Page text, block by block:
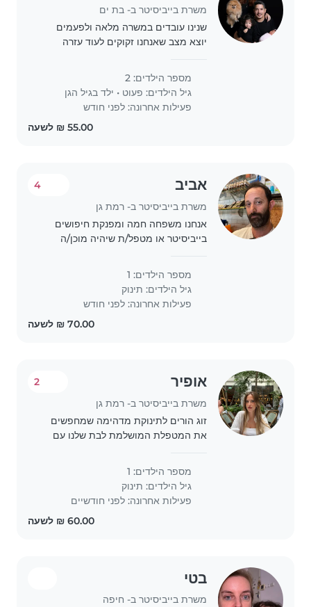
משרת בייביסיטר ב- בת ים
שנינו עובדים במשרה מלאה ולפעמים
יוצא מצב שאנחנו זקוקים לעוד עזרה
אנחנו מסתדרים אך לפעמים יש התקלות
שצריך את העזרה של מטפלת /
בייביסיטרית הבנות..
מספר הילדים: 2
גיל הילדים: פעוט • ילד בגיל הגן
פעילות אחרונה: לפני חודש
אביב
משרת בייביסיטר ב- רמת גן
4
אנחנו משפחה חמה ומפנקת חיפושים
בייביסיטר או מטפל/ת שיהיה מוכן/ה
נמרץ וסקרן. אנו מחפשים מישהו שיהיה
נוח לו/לה עם חיות מחמד. אנחנו מקווים
למצוא מישהו..
מספר הילדים: 1
גיל הילדים: תינוק
פעילות אחרונה: לפני חודש
אופיר
משרת בייביסיטר ב- רמת גן
2
זוג הורים לתינוקת מדהימה שמחפשים
את המטפלת המושלמת לבת שלנו עם
מספר הילדים: 1
גיל הילדים: תינוק
פעילות אחרונה: לפני חודשיים
בטי
משרת בייביסיטר ב- חיפה